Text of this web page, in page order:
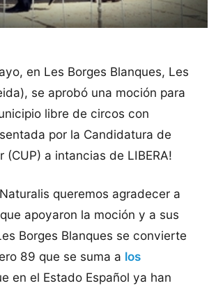
en Les Borges Blanques, Les
se aprobó una moción para
libre de circos con
por la Candidatura de
(CUP) a intancias de LIBERA!
queremos agradecer a
apoyaron la moción y a sus
Borges Blanques se convierte
89 que se suma a los
en el Estado Español ya han